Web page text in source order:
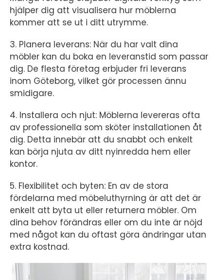
hjälper dig att visualisera hur möblerna
kommer att se ut i ditt utrymme.
3. Planera leverans: När du har valt dina
möbler kan du boka en leveranstid som passar
dig. De flesta företag erbjuder fri leverans
inom Göteborg, vilket gör processen ännu
smidigare.
4. Installera och njut: Möblerna levereras ofta
av professionella som sköter installationen åt
dig. Detta innebär att du snabbt och enkelt
kan börja njuta av ditt nyinredda hem eller
kontor.
5. Flexibilitet och byten: En av de stora
fördelarna med möbeluthyrning är att det är
enkelt att byta ut eller returnera möbler. Om
dina behov förändras eller om du inte är nöjd
med något kan du oftast göra ändringar utan
extra kostnad.